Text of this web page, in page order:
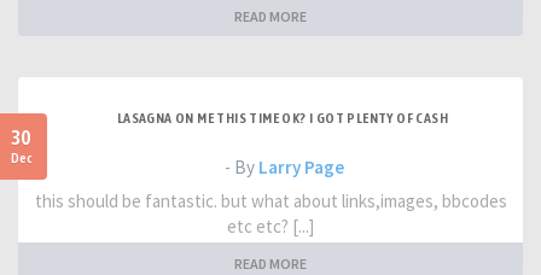
READ MORE
30
Dec
LASAGNA ON ME THIS TIME OK? I GOT PLENTY OF CASH
- By Larry Page
this should be fantastic. but what about links,images, bbcodes
etc etc? [...]
READ MORE